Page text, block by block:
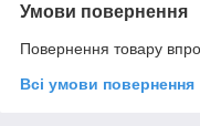
Умови повернення
Повернення товару
Всі умови повернення